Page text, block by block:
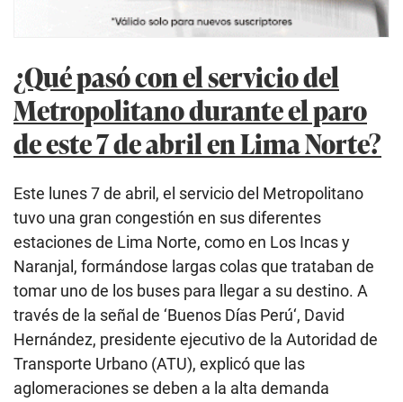
¿Qué pasó con el servicio del
Metropolitano durante el paro
de este 7 de abril en Lima Norte?
Este lunes 7 de abril, el servicio del Metropolitano
tuvo una gran congestión en sus diferentes
estaciones de Lima Norte, como en Los Incas y
Naranjal, formándose largas colas que trataban de
tomar uno de los buses para llegar a su destino. A
través de la señal de ‘Buenos Días Perú‘, David
Hernández, presidente ejecutivo de la Autoridad de
Transporte Urbano (ATU), explicó que las
aglomeraciones se deben a la alta demanda